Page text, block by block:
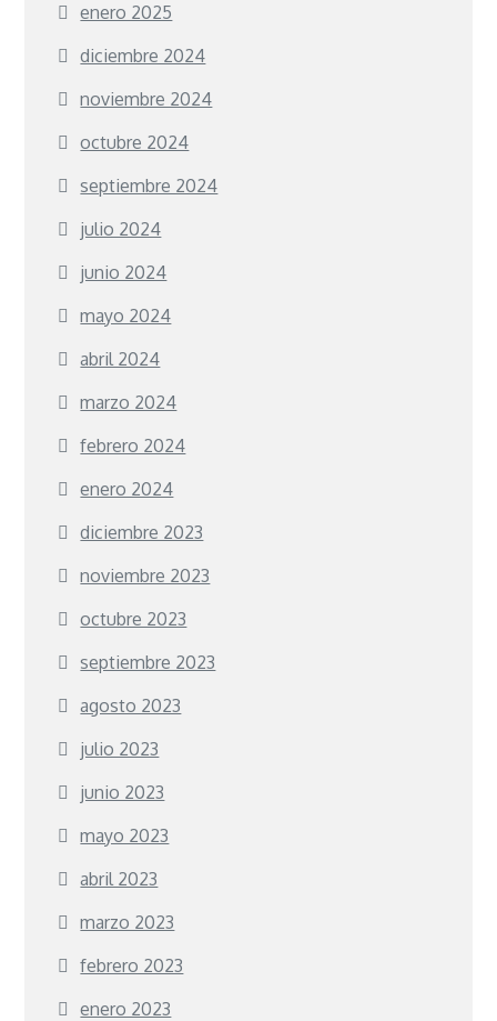
enero 2025
diciembre 2024
noviembre 2024
octubre 2024
septiembre 2024
julio 2024
junio 2024
mayo 2024
abril 2024
marzo 2024
febrero 2024
enero 2024
diciembre 2023
noviembre 2023
octubre 2023
septiembre 2023
agosto 2023
julio 2023
junio 2023
mayo 2023
abril 2023
marzo 2023
febrero 2023
enero 2023